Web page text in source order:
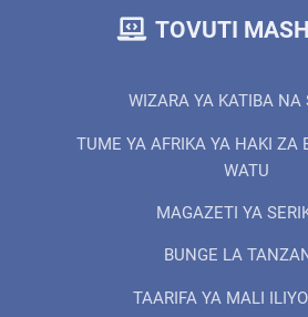
TOVUTI
WIZARA YA KATIBA NA
TUME YA AFRIKA YA HAKI ZA
WATU
MAGAZETI YA
BUNGE LA
TAARIFA YA MALI